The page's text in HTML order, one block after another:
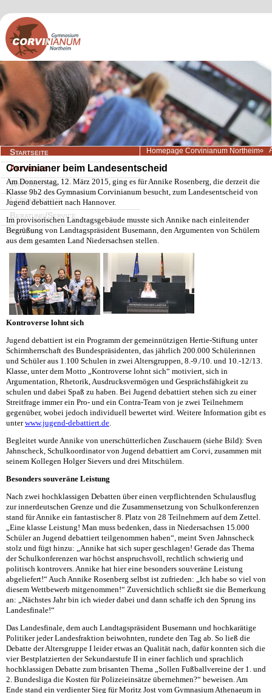
Navigation
überspringen
Startseite
Aktuelles
Wir über uns
Lernangebote
Beratung/Service
Kontakt
Homepage Corvinianum Northeim
Corvinianer beim Landesentscheid
Am Donnerstag, 12. März 2015, ging es für Annike Rosenberg, die derzeit die
Klasse 9b2 des Gymnasium Corvinianum besucht, zum Landesentscheid von
Jugend debattiert nach Hannover.
Im provisorischen Landtagsgebäude musste sich Annike nach einleitender
Begrüßung von Landtagspräsident Busemann, den Argumenten von Schülern
aus dem gesamten Land Niedersachsen stellen.
Kontroverse lohnt sich
Jugend debattiert ist ein Programm der gemeinnützigen Hertie-Stiftung unter
Schirmherrschaft des Bundespräsidenten, das jährlich 200.000 Schülerinnen
und Schüler aus 1.100 Schulen in zwei Altersgruppen, 8.-9./10. und 10.-12/13.
Klasse, unter dem Motto „Kontroverse lohnt sich“ motiviert, sich in
Argumentation, Rhetorik, Ausdrucksvermögen und Gesprächsfähigkeit zu
schulen und dabei Spaß zu haben. Bei Jugend debattiert stehen sich zu einer
Streitfrage immer ein Pro- und ein Contra-Team von je zwei Teilnehmern
gegenüber, wobei jedoch individuell bewertet wird. Weitere Information gibt es
unterwww.jugend-debattiert.de.
Begleitet wurde Annike von unerschütterlichen Zuschauern (siehe Bild): Sven
Jahnscheck, Schulkoordinator von Jugend debattiert am Corvi, zusammen mit
seinem Kollegen Holger Sievers und drei Mitschülern.
Besonders souveräne Leistung
Nach zwei hochklassigen Debatten über einen verpflichtenden Schulausflug
zur innerdeutschen Grenze und die Zusammensetzung von Schulkonferenzen
stand für Annike ein fantastischer 8. Platz von 28 Teilnehmern auf dem Zettel.
„Eine klasse Leistung! Man muss bedenken, dass in Niedersachsen 15.000
Schüler an Jugend debattiert teilgenommen haben“, meint Sven Jahnscheck
stolz und fügt hinzu: „Annike hat sich super geschlagen! Gerade das Thema
der Schulkonferenzen war höchst anspruchsvoll, rechtlich schwierig und
politisch kontrovers. Annike hat hier eine besonders souveräne Leistung
abgeliefert!“ Auch Annike Rosenberg selbst ist zufrieden: „Ich habe so viel von
diesem Wettbewerb mitgenommen!“ Zuversichtlich schließt sie die Bemerkung
an: „Nächstes Jahr bin ich wieder dabei und dann schaffe ich den Sprung ins
Landesfinale!“
Das Landesfinale, dem auch Landtagspräsident Busemann und hochkarätige
Politiker jeder Landesfraktion beiwohnten, rundete den Tag ab. So ließ die
Debatte der Altersgruppe I leider etwas an Qualität nach, dafür konnten sich die
vier Bestplatzierten der Sekundarstufe II in einer fachlich und sprachlich
hochklassigen Debatte zum brisanten Thema „Sollen Fußballvereine der 1. und
2. Bundesliga die Kosten für Polizeieinsätze übernehmen?“ beweisen. Am
Ende stand ein verdienter Sieg für Moritz Jost vom Gymnasium Athenaeum in